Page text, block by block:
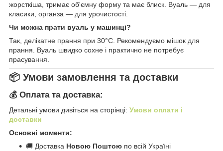
жорсткіша, тримає об'ємну форму та має блиск. Вуаль — для
класики, органза — для урочистості.
Чи можна прати вуаль у машинці?
Так, делікатне прання при 30°C. Рекомендуємо мішок для
прання. Вуаль швидко сохне і практично не потребує
прасування.
📦 Умови замовлення та доставки
💰 Оплата та доставка:
Детальні умови дивіться на сторінці: Умови оплати і
доставки
Основні моменти:
🚚 Доставка Новою Поштою по всій Україні